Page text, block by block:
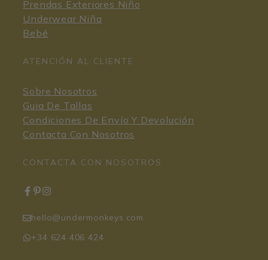
Prendas Exteriores Niño
Underwear Niña
Bebé
ATENCIÓN AL CLIENTE
Sobre Nosotros
Guia De Tallas
Condiciones De Envío Y Devolución
Contacta Con Nosotros
CONTACTA CON NOSOTROS
hello@undermonkeys.com
+34 624 406 424